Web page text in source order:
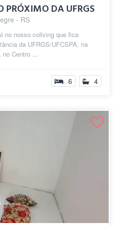
PRÓXIMO DA UFRGS
- RS
no nosso coliving que fica
da UFRGS/UFCSPA, na
no Centro ...
6 4